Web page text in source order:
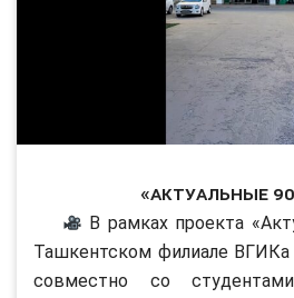
«Актуальные
В рамках проекта
Ташкентском филиале
совместно со